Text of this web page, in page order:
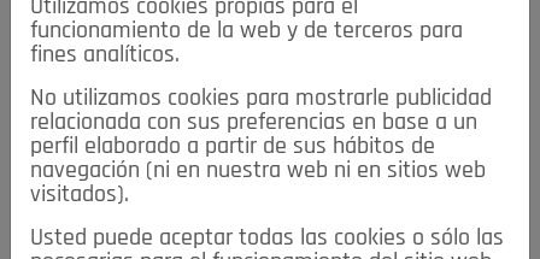
descarga esta
REVISTA
Utilizamos cookies propias para el
funcionamiento de la web y de terceros para
fines analíticos.
No utilizamos cookies para mostrarle publicidad
relacionada con sus preferencias en base a un
perfil elaborado a partir de sus hábitos de
navegación (ni en nuestra web ni en sitios web
visitados).
Usted puede aceptar todas las cookies o sólo las